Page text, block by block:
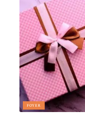
FOYER